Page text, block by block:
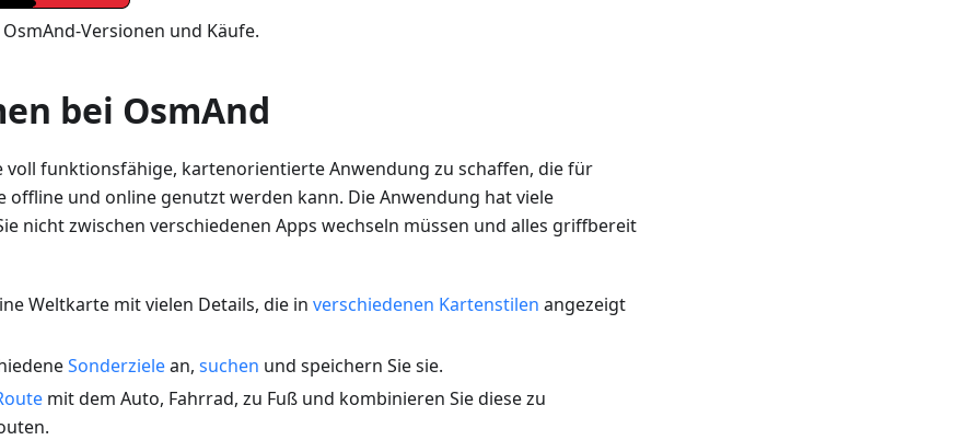
Versionen und Käufe.
bei OsmAnd
voll funktionsfähige, kartenorientierte Anwendung zu schaffen, die für
offline und online genutzt werden kann. Die Anwendung hat viele
nicht zwischen verschiedenen Apps wechseln müssen und alles griffbereit
Weltkarte mit vielen Details, die in verschiedenen Kartenstilen angezeigt
Sonderzielean, suchen und speichern Sie sie.
mit dem Auto, Fahrrad, zu Fuß und kombinieren Sie diese zu